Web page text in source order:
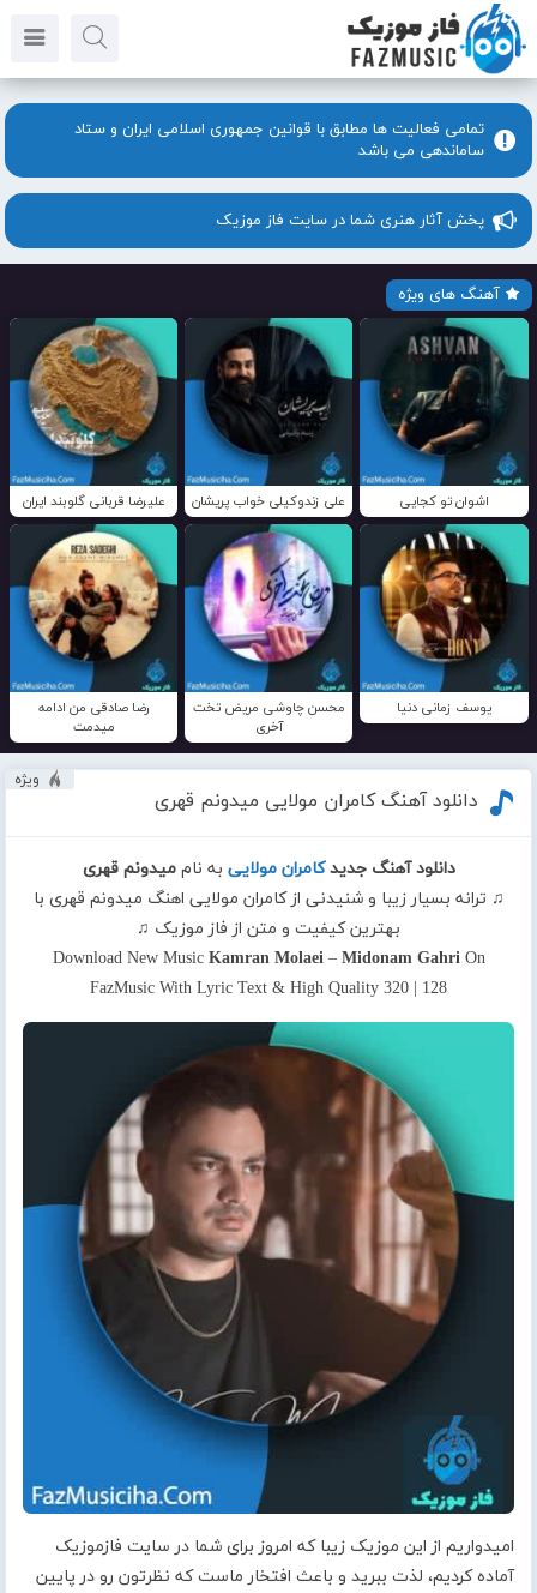
تمامی فعالیت ها مطابق با قوانین جمهوری اسلامی ایران و ستاد
ساماندهی می باشد
پخش آثار هنری شما در سایت فاز موزیک
آهنگ های ویژه
اشوان تو کجایی علی زندوکیلی خواب پریشان علیرضا قربانی گلوبند ایران
یوسف زمانی دنیا
محسن چاوشی مریض تخت
آخری
رضا صادقی من ادامه
میدمت
دانلود آهنگ کامران مولایی میدونم قهری
ویژه
دانلود آهنگ جدید کامران مولایی به ناممیدونم قهری
♫ ترانه بسیار زیبا و شنیدنی از کامران مولایی اهنگ میدونم قهری با
بهترین کیفیت و متن از فاز موزیک ♫
Download New Music Kamran Molaei– Midonam GahriOn
FazMusic With Lyric Text & High Quality 320 | 128
امیدواریم از این موزیک زیبا که امروز برای شما در سایت فازموزیک
آماده کردیم، لذت ببرید و باعث افتخار ماست که نظرتون رو در پایین